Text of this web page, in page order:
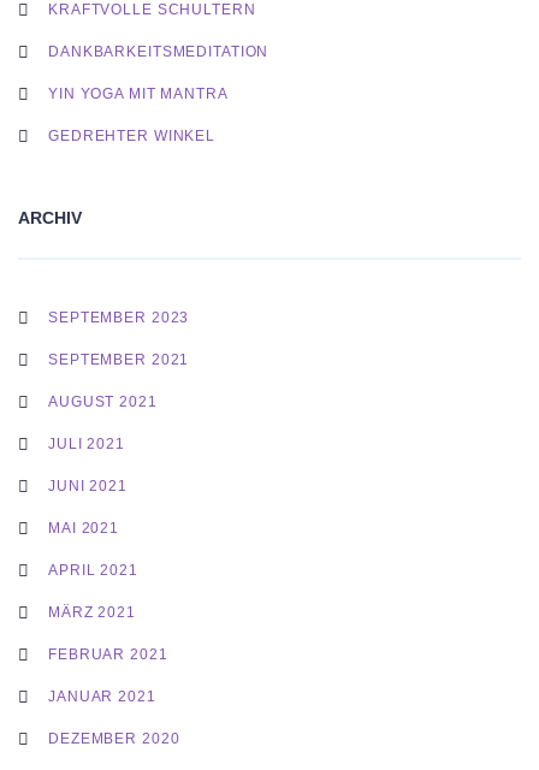
KRAFTVOLLE SCHULTERN
DANKBARKEITSMEDITATION
YIN YOGA MIT MANTRA
GEDREHTER WINKEL
ARCHIV
SEPTEMBER 2023
SEPTEMBER 2021
AUGUST 2021
JULI 2021
JUNI 2021
MAI 2021
APRIL 2021
MÄRZ 2021
FEBRUAR 2021
JANUAR 2021
DEZEMBER 2020